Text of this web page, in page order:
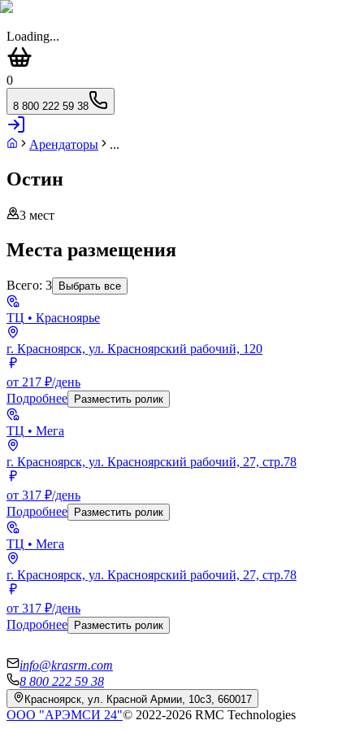
Loading...
0
8 800 222 59 38
Арендаторы ...
Остин
3 мест
Места размещения
Всего: 3 Выбрать все
ТЦ • Красноярье
г. Красноярск, ул. Красноярский рабочий, 120
от 217 ₽/день
Подробнее Разместить ролик
ТЦ • Мега
г. Красноярск, ул. Красноярский рабочий, 27, стр.78
от 317 ₽/день
Подробнее Разместить ролик
ТЦ • Мега
г. Красноярск, ул. Красноярский рабочий, 27, стр.78
от 317 ₽/день
Подробнее Разместить ролик
info@krasrm.com
8 800 222 59 38
Красноярск, ул. Красной Армии, 10с3, 660017
ООО "АРЭМСИ 24"© 2022-2026 RMC Technologies